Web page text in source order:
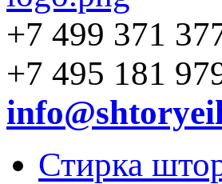
+7 499 371
+7 495 181
Стирка